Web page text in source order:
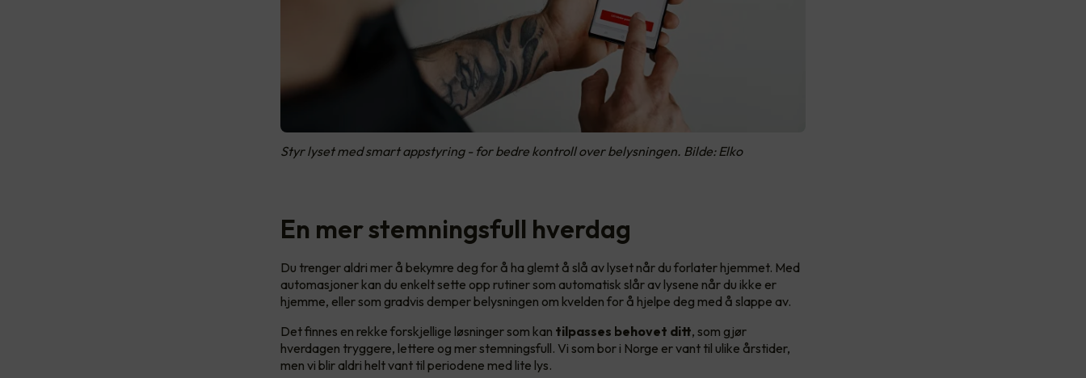
Styr lyset med smart appstyring - for bedre kontroll over belysningen. Bilde: Elko
En mer stemningsfull hverdag
Du trenger aldri mer å bekymre deg for å ha glemt å slå av lyset når du forlater hjemmet. Med
automasjoner kan du enkelt sette opp rutiner som automatisk slår av lysene når du ikke er
hjemme, eller som gradvis demper belysningen om kvelden for å hjelpe deg med å slappe av.
Det finnes en rekke forskjellige løsninger som kan tilpasses behovet ditt, som gjør
hverdagen tryggere, lettere og mer stemningsfull. Vi som bor i Norge er vant til ulike årstider,
men vi blir aldri helt vant til periodene med lite lys.